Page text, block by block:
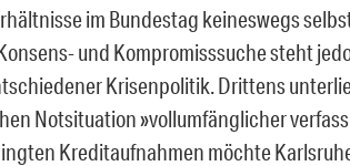
im Bundestag keineswegs
und Kompromisssuche steht
Krisenpolitik. Drittens
Notsituation »vollumfänglicher
Kreditaufnahmen möchte